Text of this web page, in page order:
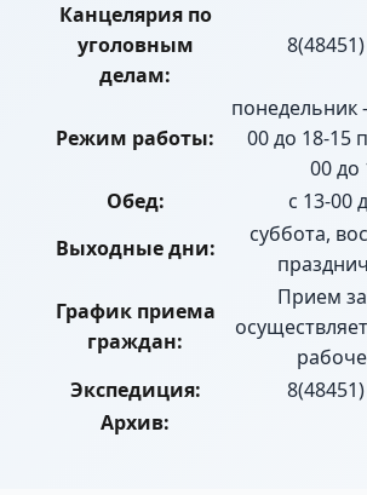
Канцелярия по
уголовным
делам:
Режим работы:
понедельник
00 до 18-15
00 до
Обед:
с 13-00
Выходные дни:
суббота,
График приема
граждан:
Прием
Экспедиция:
Архив: